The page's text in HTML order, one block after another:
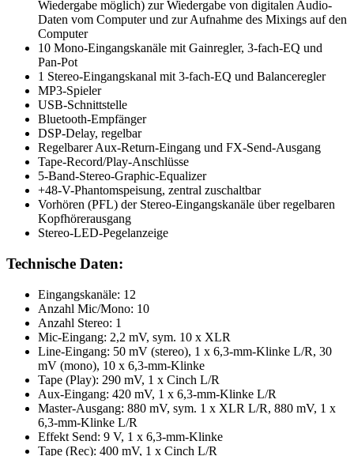
Wiedergabe möglich) zur Wiedergabe von digitalen Audio-
Daten vom Computer und zur Aufnahme des Mixings auf den
Computer
10 Mono-Eingangskanäle mit Gainregler, 3-fach-EQ und
Pan-Pot
1 Stereo-Eingangskanal mit 3-fach-EQ und Balanceregler
MP3-Spieler
USB-Schnittstelle
Bluetooth-Empfänger
DSP-Delay, regelbar
Regelbarer Aux-Return-Eingang und FX-Send-Ausgang
Tape-Record/Play-Anschlüsse
5-Band-Stereo-Graphic-Equalizer
+48-V-Phantomspeisung, zentral zuschaltbar
Vorhören (PFL) der Stereo-Eingangskanäle über regelbaren
Kopfhörerausgang
Stereo-LED-Pegelanzeige
Technische Daten:
Eingangskanäle: 12
Anzahl Mic/Mono: 10
Anzahl Stereo: 1
Mic-Eingang: 2,2 mV, sym. 10 x XLR
Line-Eingang: 50 mV (stereo), 1 x 6,3-mm-Klinke L/R, 30
mV (mono), 10 x 6,3-mm-Klinke
Tape (Play): 290 mV, 1 x Cinch L/R
Aux-Eingang: 420 mV, 1 x 6,3-mm-Klinke L/R
Master-Ausgang: 880 mV, sym. 1 x XLR L/R, 880 mV, 1 x
6,3-mm-Klinke L/R
Effekt Send: 9 V, 1 x 6,3-mm-Klinke
Tape (Rec): 400 mV, 1 x Cinch L/R